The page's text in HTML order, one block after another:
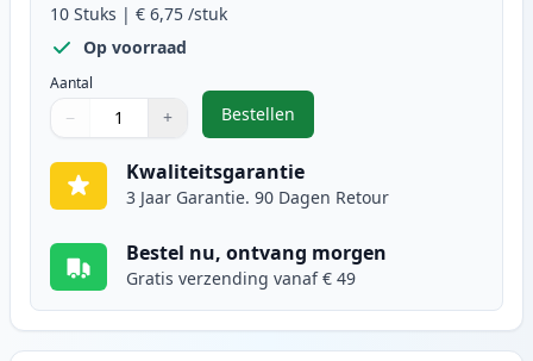
10 Stuks | € 6,75 /stuk
Op voorraad
Aantal
Gebruik de knoppen om aan te passen
− +
1
Bestellen
,10 stuks Canon PGI-570XL &
Kwaliteitsgarantie
3 Jaar Garantie. 90 Dagen Retour
Bestel nu, ontvang morgen
Gratis verzending vanaf € 49